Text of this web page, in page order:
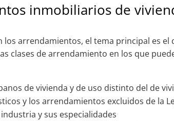
inmobiliarios de
arrendamientos, el tema principal es el
clases de arrendamiento en los que
de vivienda y de uso distinto del de
y los arrendamientos excluidos de la
y sus especialidades